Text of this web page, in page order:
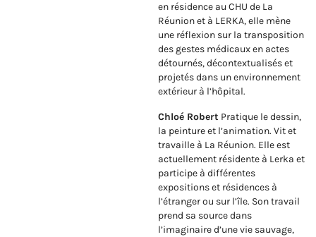
en résidence au CHU de La
Réunion et à LERKA, elle mène
une réflexion sur la transposition
des gestes médicaux en actes
détournés, décontextualisés et
projetés dans un environnement
extérieur à l’hôpital.
Chloé Robert Pratique le dessin,
la peinture et l’animation. Vit et
travaille à La Réunion. Elle est
actuellement résidente à Lerka et
participe à différentes
expositions et résidences à
l’étranger ou sur l’île. Son travail
prend sa source dans
l’imaginaire d’une vie sauvage,